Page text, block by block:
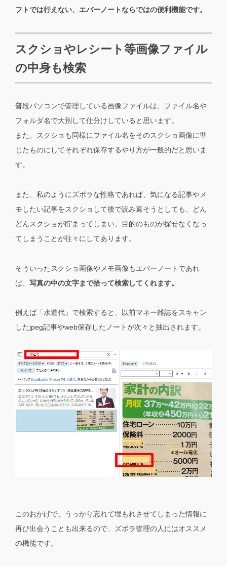
フトでは行えない、エバーノートならではの便利機能です。
スクショやレシート等画像ファイル
の中身も検索
普段パソコンで管理している画像ファイルは、ファイル名や
フォルダ名で大別して仕分けしていると思います。
また、スクショも同様にファイル名をそのスクショ画像に準
じたものにしてそれぞれ保存するやり方が一般的だと思いま
す。
また、私のようにズボラな性格であれば、気になる記事やメ
モしたい記事をスクショして後で読み返そうとしても、どん
どんスクショが貯まってしまい、目的のものが探せなくなっ
てしまうことが往々にしてあります。
そういったスクショ画像やメモ画像もエバーノートであれ
ば、 写真の中の文字まで拾って検索してくれます。
例えば「水道代」で検索すると、以前マネー雑誌をスキャン
したjpeg記事やweb保存したノートが次々と抽出されます。
このおかげで、うっかり忘れて埋もれさせてしまった情報に
再び出会うことも出来るので、ズボラ管理の人にはオススメ
の機能です。